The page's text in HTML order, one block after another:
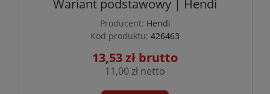
Wariant podstawowy | Hendi
Producent: Hendi
Kod produktu: 426463
13,53 zł
11,00 zł